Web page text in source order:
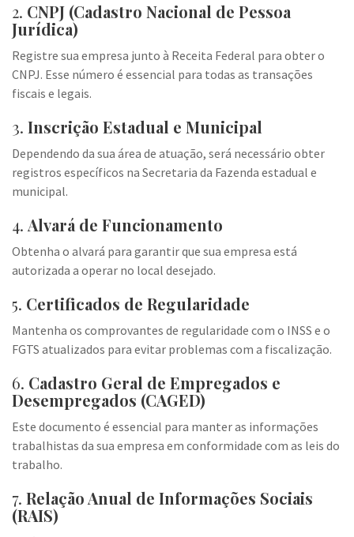
2. CNPJ (Cadastro Nacional de Pessoa
Jurídica)
Registre sua empresa junto à Receita Federal para obter o
CNPJ. Esse número é essencial para todas as transações
fiscais e legais.
3. Inscrição Estadual e Municipal
Dependendo da sua área de atuação, será necessário obter
registros específicos na Secretaria da Fazenda estadual e
municipal.
4. Alvará de Funcionamento
Obtenha o alvará para garantir que sua empresa está
autorizada a operar no local desejado.
5. Certificados de Regularidade
Mantenha os comprovantes de regularidade com o INSS e o
FGTS atualizados para evitar problemas com a fiscalização.
6. Cadastro Geral de Empregados e
Desempregados (CAGED)
Este documento é essencial para manter as informações
trabalhistas da sua empresa em conformidade com as leis do
trabalho.
7. Relação Anual de Informações Sociais
(RAIS)